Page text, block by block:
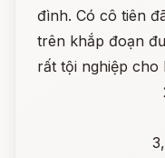
đình. Có cô tiên
trên khắp đoạn
rất tội nghiệp cho